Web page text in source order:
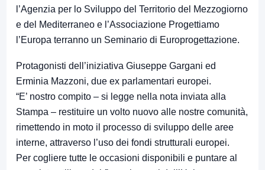
l’Agenzia per lo Sviluppo del Territorio del Mezzogiorno
e del Mediterraneo e l’Associazione Progettiamo
l’Europa terranno un Seminario di Europrogettazione.
Protagonisti dell’iniziativa Giuseppe Gargani ed
Erminia Mazzoni, due ex parlamentari europei.
“E’ nostro compito – si legge nella nota inviata alla
Stampa – restituire un volto nuovo alle nostre comunità,
rimettendo in moto il processo di sviluppo delle aree
interne, attraverso l’uso dei fondi strutturali europei.
Per cogliere tutte le occasioni disponibili e puntare al